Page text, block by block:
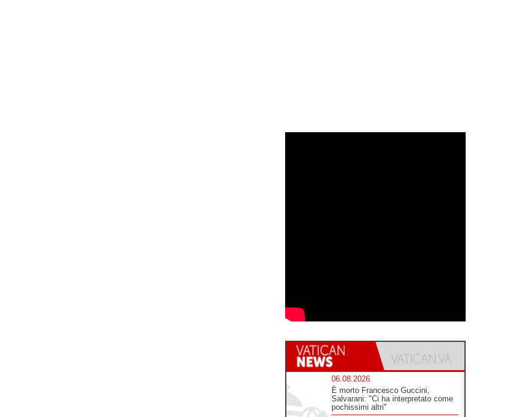
06.08.2026
È morto Francesco Guccini,
Salvarani: "Ci ha interpretato come
pochissimi altri"